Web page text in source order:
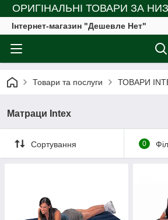
ОРИГІНАЛЬНІ ТОВАРИ ЗА
Інтернет-магазин "Дешевле Нет"
Товари та послуги ТОВАРИ
Матраци Intex
Сортування 0